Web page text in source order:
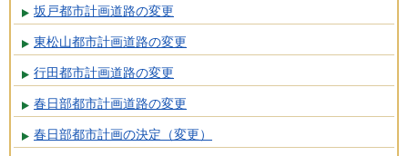
坂戸都市計画道路の変更
東松山都市計画道路の変更
行田都市計画道路の変更
春日部都市計画道路の変更
春日部都市計画の決定（変更）